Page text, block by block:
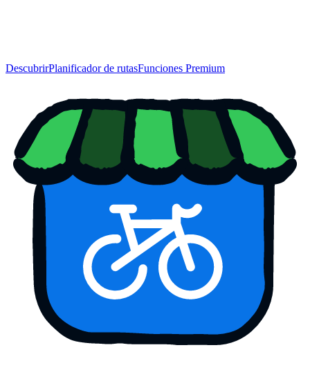
DescubrirPlanificador de rutasFunciones Premium